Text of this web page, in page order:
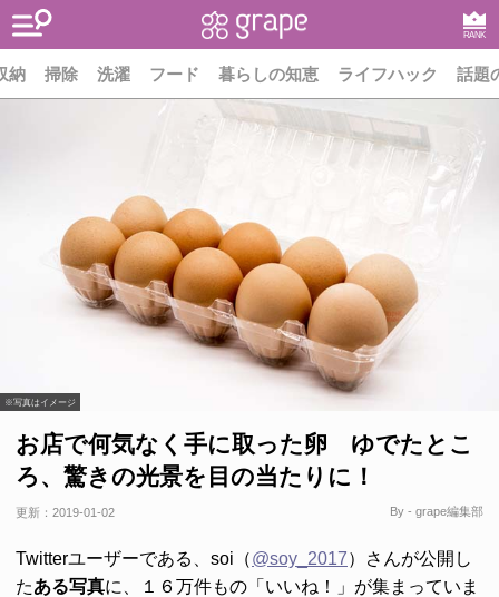
RANK
納 掃除 洗濯 フード 暮らしの知恵 ライフハック 話題
※写真はイメージ
お店で何気なく手に取った卵 ゆでたとこ
ろ、驚きの光景を目の当たりに！
更新： 2019-01-02 By - grape編集部
Twitterユーザーである、soi（@soy_2017）さんが公開し
たある写真に、１６万件もの「いいね！」が集まっていま